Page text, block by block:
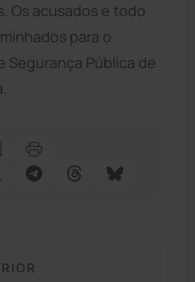
Os acusados e todo
para o
Segurança Pública de